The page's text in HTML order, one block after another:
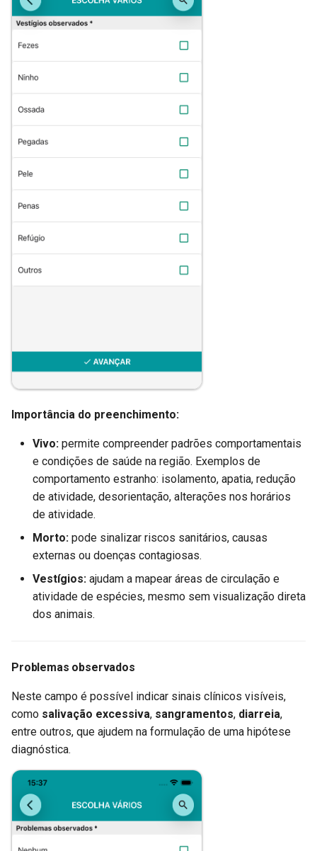
Importância do preenchimento:
Vivo: permite compreender padrões comportamentais
e condições de saúde na região. Exemplos de
comportamento estranho: isolamento, apatia, redução
de atividade, desorientação, alterações nos horários
de atividade.
Morto: pode sinalizar riscos sanitários, causas
externas ou doenças contagiosas.
Vestígios: ajudam a mapear áreas de circulação e
atividade de espécies, mesmo sem visualização direta
dos animais.
Problemas observados
Neste campo é possível indicar sinais clínicos visíveis,
como salivação excessiva, sangramentos, diarreia,
entre outros, que ajudem na formulação de uma hipótese
diagnóstica.